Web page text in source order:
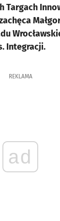
Targach
Integracji.
REKLAMA
ad